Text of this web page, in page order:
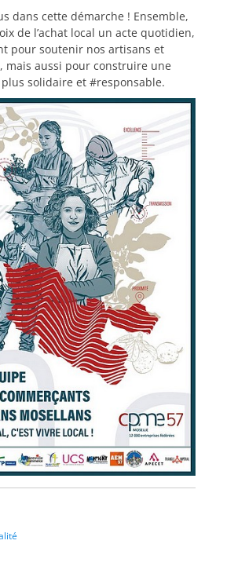
dans cette démarche ! Ensemble,
de l’achat local un acte quotidien,
pour soutenir nos artisans et
mais aussi pour construire une
solidaire et #responsable.